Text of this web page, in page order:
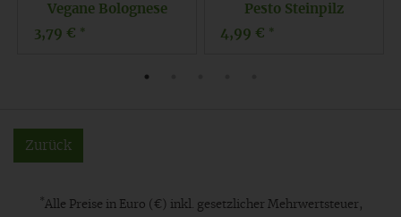
Vegane Bolognese
3,79 € *
Pesto Steinpilz
4,99 € *
Zurück
*Alle Preise in Euro (€) inkl. gesetzlicher Mehrwertsteuer,